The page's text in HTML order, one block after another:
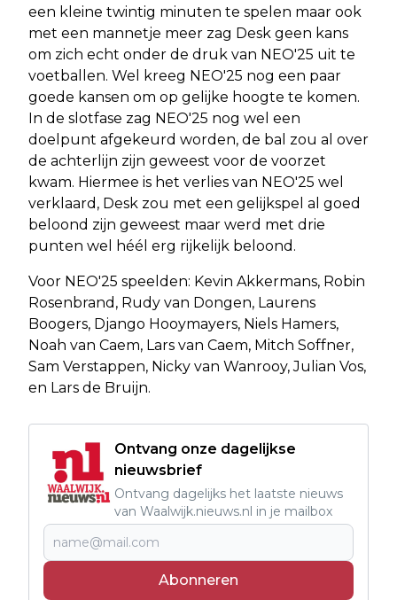
een kleine twintig minuten te spelen maar ook
met een mannetje meer zag Desk geen kans
om zich echt onder de druk van NEO'25 uit te
voetballen. Wel kreeg NEO'25 nog een paar
goede kansen om op gelijke hoogte te komen.
In de slotfase zag NEO'25 nog wel een
doelpunt afgekeurd worden, de bal zou al over
de achterlijn zijn geweest voor de voorzet
kwam. Hiermee is het verlies van NEO'25 wel
verklaard, Desk zou met een gelijkspel al goed
beloond zijn geweest maar werd met drie
punten wel héél erg rijkelijk beloond.
Voor NEO'25 speelden: Kevin Akkermans, Robin
Rosenbrand, Rudy van Dongen, Laurens
Boogers, Django Hooymayers, Niels Hamers,
Noah van Caem, Lars van Caem, Mitch Soffner,
Sam Verstappen, Nicky van Wanrooy, Julian Vos,
en Lars de Bruijn.
Ontvang onze dagelijkse
nieuwsbrief
Ontvang dagelijks het laatste nieuws
van Waalwijk.nieuws.nl in je mailbox
Abonneren